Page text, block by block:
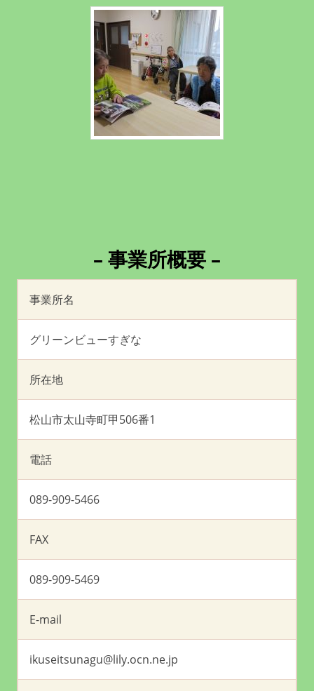
– 事業所概要 –
事業所名
グリーンビューすぎな
所在地
松山市太山寺町甲506番1
電話
089-909-5466
FAX
089-909-5469
E-mail
ikuseitsunagu@lily.ocn.ne.jp